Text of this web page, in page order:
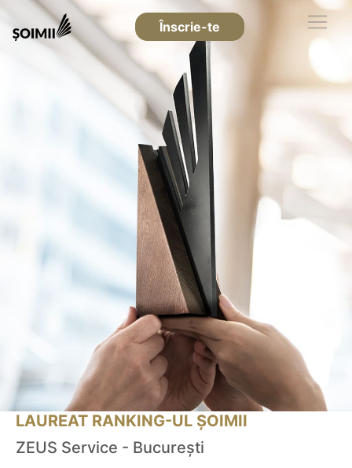
Înscrie-te
LAUREAT RANKING-UL ȘOIMII
ZEUS Service - București